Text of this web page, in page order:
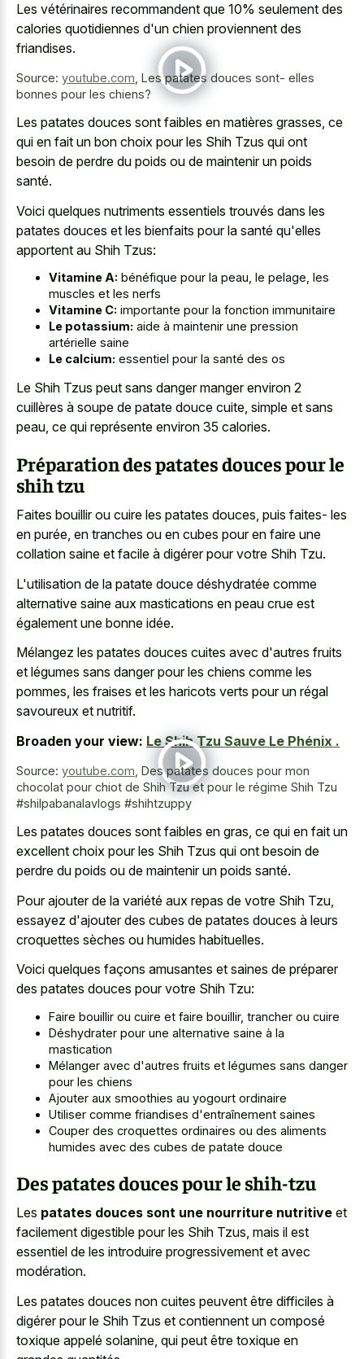
Les vétérinaires recommandent que 10% seulement des
calories quotidiennes d'un chien proviennent des
friandises.
Source: youtube.com Les patates douces sont- elles
bonnes pour les chiens?
Les patates douces sont faibles en matières grasses, ce
qui en fait un bon choix pour les Shih Tzus qui ont
besoin de perdre du poids ou de maintenir un poids
santé.
Voici quelques nutriments essentiels trouvés dans les
patates douces et les bienfaits pour la santé qu'elles
apportent au Shih Tzus:
Vitamine A: bénéfique pour la peau, le pelage, les
muscles et les nerfs
Vitamine C: importante pour la fonction immunitaire
Le potassium: aide à maintenir une pression
artérielle saine
Le calcium: essentiel pour la santé des os
Le Shih Tzus peut sans danger manger environ 2
cuillères à soupe de patate douce cuite, simple et sans
peau, ce qui représente environ 35 calories.
Préparation des patates douces pour le
shih tzu
Faites bouillir ou cuire les patates douces, puis faites- les
en purée, en tranches ou en cubes pour en faire une
collation saine et facile à digérer pour votre Shih Tzu.
L'utilisation de la patate douce déshydratée comme
alternative saine aux mastications en peau crue est
également une bonne idée.
Mélangez les patates douces cuites avec d'autres fruits
et légumes sans danger pour les chiens comme les
pommes, les fraises et les haricots verts pour un régal
savoureux et nutritif.
Broaden your view: Le Shih Tzu Sauve Le Phénix .
Source: youtube.com Des patates douces pour mon
chocolat pour chiot de Shih Tzu et pour le régime Shih Tzu
#shilpabanalavlogs #shihtzuppy
Les patates douces sont faibles en gras, ce qui en fait un
excellent choix pour les Shih Tzus qui ont besoin de
perdre du poids ou de maintenir un poids santé.
Pour ajouter de la variété aux repas de votre Shih Tzu,
essayez d'ajouter des cubes de patates douces à leurs
croquettes sèches ou humides habituelles.
Voici quelques façons amusantes et saines de préparer
des patates douces pour votre Shih Tzu:
Faire bouillir ou cuire et faire bouillir, trancher ou cuire
Déshydrater pour une alternative saine à la
mastication
Mélanger avec d'autres fruits et légumes sans danger
pour les chiens
Ajouter aux smoothies au yogourt ordinaire
Utiliser comme friandises d'entraînement saines
Couper des croquettes ordinaires ou des aliments
humides avec des cubes de patate douce
Des patates douces pour le shih-tzu
Les patates douces sont une nourriture nutritive et
facilement digestible pour les Shih Tzus, mais il est
essentiel de les introduire progressivement et avec
modération.
Les patates douces non cuites peuvent être difficiles à
digérer pour le Shih Tzus et contiennent un composé
toxique appelé solanine, qui peut être toxique en